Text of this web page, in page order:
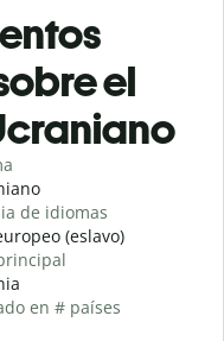
el
de idiomas
(eslavo)
en # países